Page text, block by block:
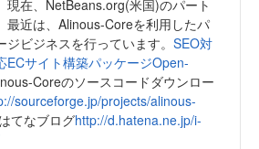
現在、NetBeans.org(米国)のパート
最近は、Alinous-Coreを利用したパ
ジビジネスを行っています。 SEO対
ECサイト構築パッケージOpen-
Coreのソースコードダウンロー
sourceforge.jp/projects/alinous-
はてなブログhttp://d.hatena.ne.jp/i-